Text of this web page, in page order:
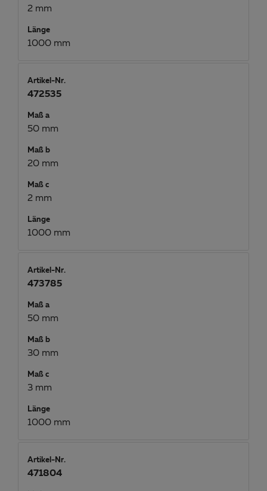
2 mm
Länge
1000 mm
Artikel-Nr.
472535
Maß a
50 mm
Maß b
20 mm
Maß c
2 mm
Länge
1000 mm
Artikel-Nr.
473785
Maß a
50 mm
Maß b
30 mm
Maß c
3 mm
Länge
1000 mm
Artikel-Nr.
471804